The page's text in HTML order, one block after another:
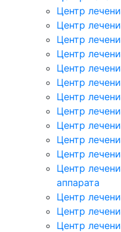
Центр
Центр
Центр
Центр
Центр
Центр
Центр
Центр
Центр
Центр
Центр
Центр
аппарата
Центр
Центр
Центр